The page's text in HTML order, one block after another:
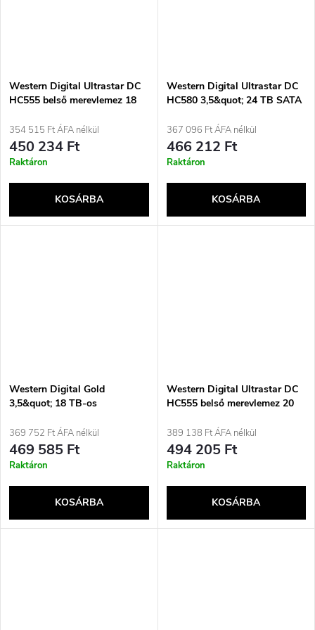
Western Digital Ultrastar DC
HC555 belső merevlemez 18
3,5&quot; SAS3
354 515 Ft ÁFA nélkül
450 234 Ft
Raktáron
KOSÁRBA
Western Digital Ultrastar DC
HC580 3,5&quot; 24 TB SATA
367 096 Ft ÁFA nélkül
466 212 Ft
Raktáron
KOSÁRBA
Western Digital Gold
3,5&quot; 18 TB-os
369 752 Ft ÁFA nélkül
469 585 Ft
Raktáron
KOSÁRBA
Western Digital Ultrastar DC
HC555 belső merevlemez 20
3,5&quot; SAS3
389 138 Ft ÁFA nélkül
494 205 Ft
Raktáron
KOSÁRBA